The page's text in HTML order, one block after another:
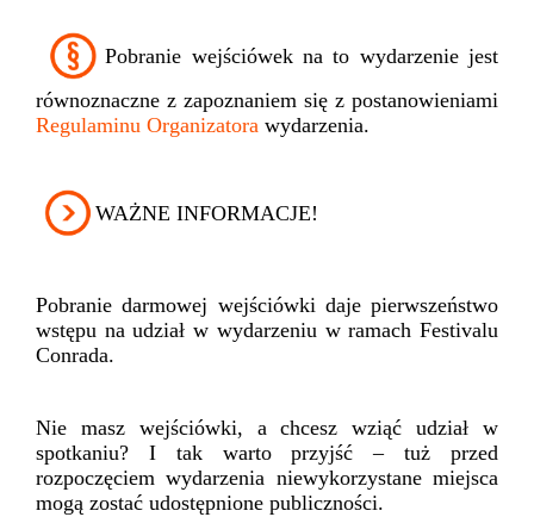
Pobranie wejściówek na to wydarzenie jest
równoznaczne z zapoznaniem się z postanowieniami
Regulaminu Organizatora wydarzenia.
WAŻNE INFORMACJE!
Pobranie darmowej wejściówki daje pierwszeństwo
wstępu na udział w wydarzeniu w ramach Festivalu
Conrada.
Nie masz wejściówki, a chcesz wziąć udział w
spotkaniu? I tak warto przyjść – tuż przed
rozpoczęciem wydarzenia niewykorzystane miejsca
mogą zostać udostępnione publiczności.